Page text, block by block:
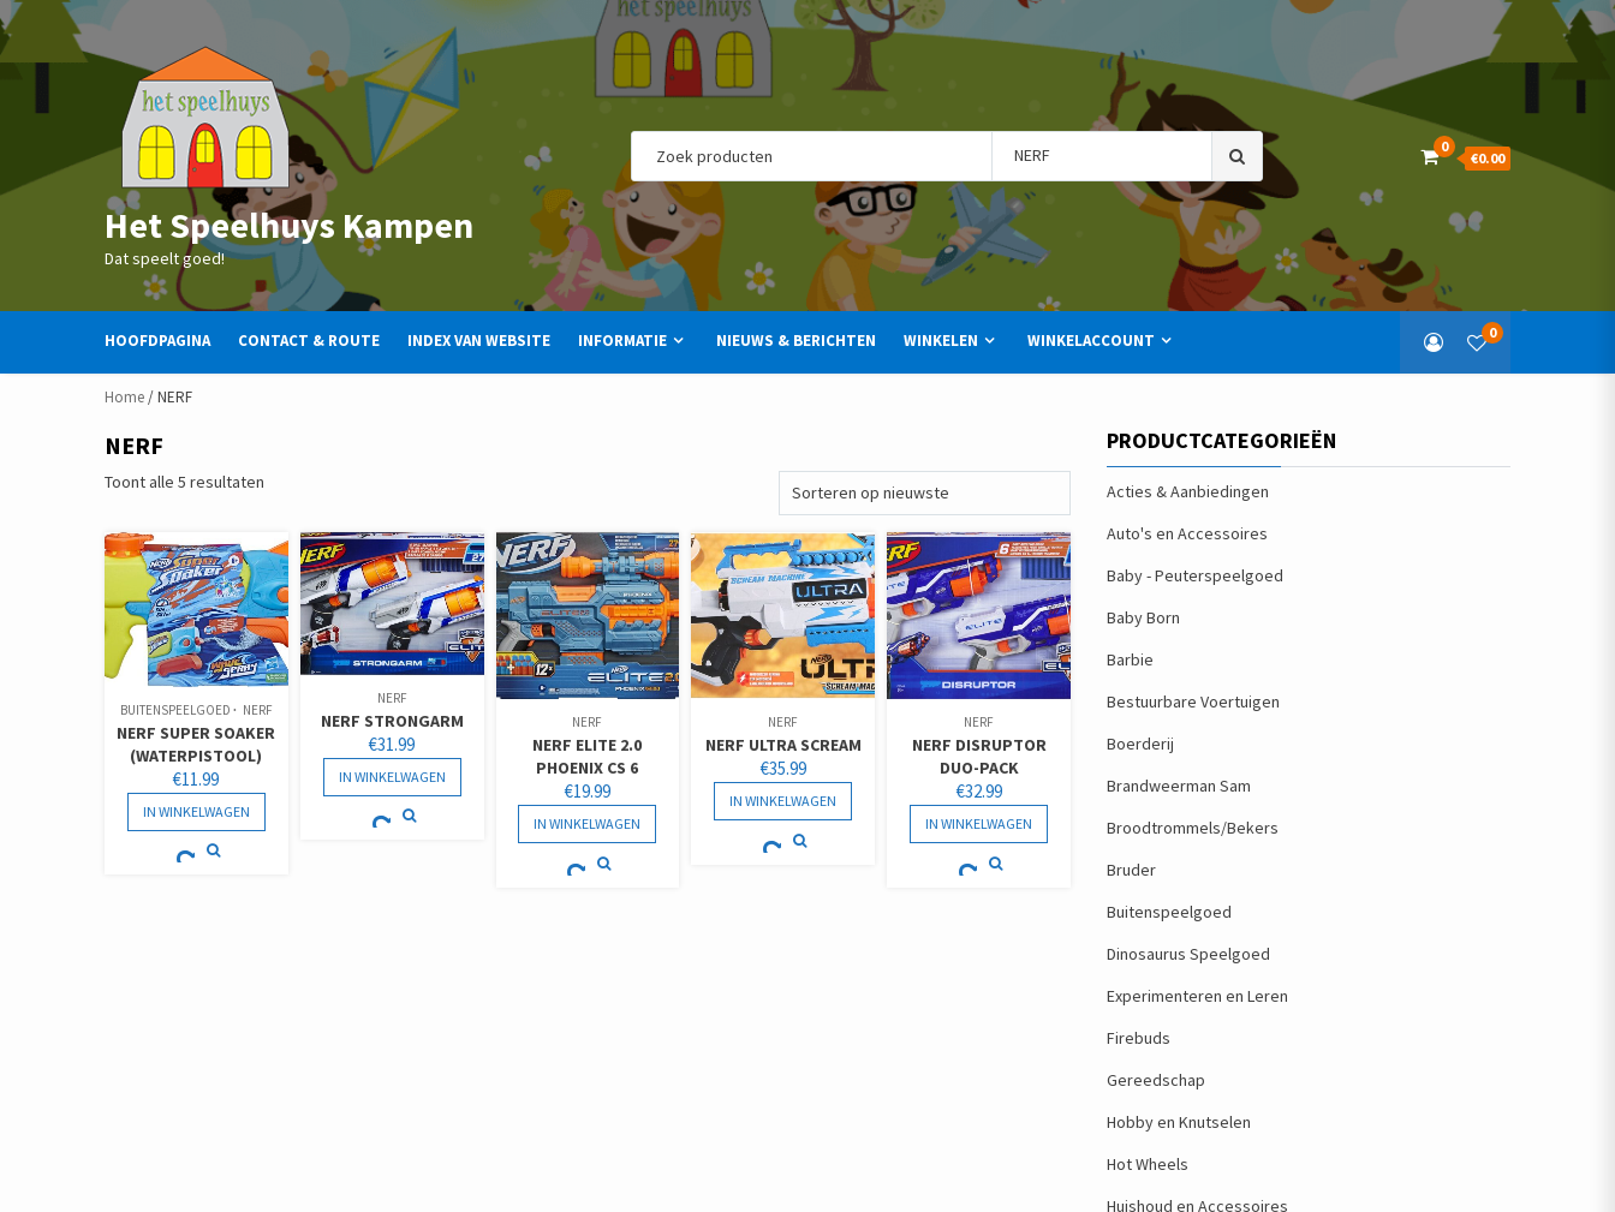
Skip
to
content
Het Speelhuys Kampen
Dat speelt goed!
Search
for:
0
€0.00
HOOFDPAGINA CONTACT & ROUTE INDEX VAN WEBSITE INFORMATIE NIEUWS & BERICHTEN WINKELEN WINKELACCOUNT 0
Home/ NERF
NERF
Toont alle 5 resultaten
BUITENSPEELGOED NERF
NERF SUPER SOAKER
(WATERPISTOOL)
€11.99
IN WINKELWAGEN
NERF
NERF STRONGARM
€31.99
IN WINKELWAGEN
NERF
NERF ELITE 2.0
PHOENIX CS 6
€19.99
IN WINKELWAGEN
NERF
NERF ULTRA SCREAM
€35.99
IN WINKELWAGEN
NERF
NERF DISRUPTOR
DUO-PACK
€32.99
IN WINKELWAGEN
PRODUCTCATEGORIEËN
Acties & Aanbiedingen
Auto's en Accessoires
Baby - Peuterspeelgoed
Baby Born
Barbie
Bestuurbare Voertuigen
Boerderij
Brandweerman Sam
Broodtrommels/Bekers
Bruder
Buitenspeelgoed
Dinosaurus Speelgoed
Experimenteren en Leren
Firebuds
Gereedschap
Hobby en Knutselen
Hot Wheels
Huishoud en Accessoires